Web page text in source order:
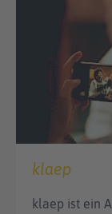
klaep
klaep ist ein